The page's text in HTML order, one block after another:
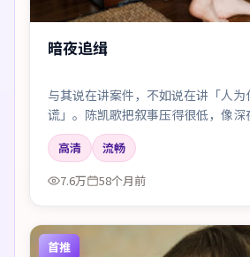
暗夜追缉
与其说在讲案件，不如说在讲「人
谎」。陈凯歌把叙事压得很低，像
众引进雾里。
高清
流畅
7.6万
58个月前
首推